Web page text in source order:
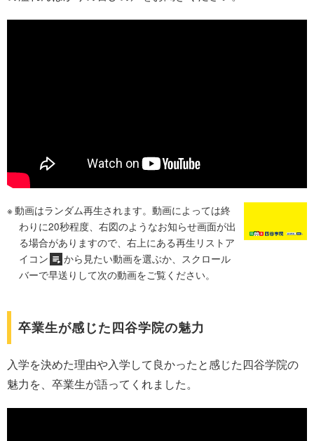
動画はランダム再生されます。動画によっては終
わりに20秒程度、右図のようなお知らせ画面が出
る場合がありますので、右上にある再生リストア
イコン
から見たい動画を選ぶか、スクロール
バーで早送りして次の動画をご覧ください。
卒業生が感じた四谷学院の魅力
入学を決めた理由や入学して良かったと感じた四谷学院の
魅力を、卒業生が語ってくれました。